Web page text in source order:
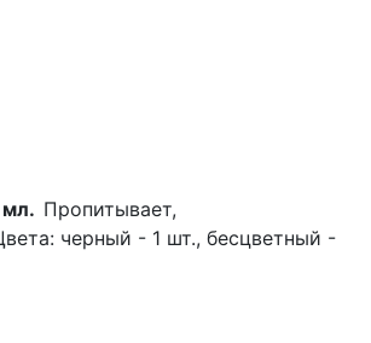
мл. Пропитывает,
черный - 1 шт., бесцветный -